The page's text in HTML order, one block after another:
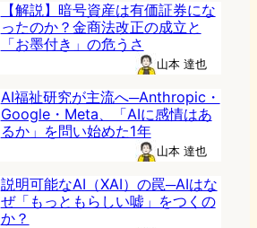
【解説】暗号資産は有価証券にな
ったのか？金商法改正の成立と
「お墨付き」の危うさ
山本 達也
AI福祉研究が主流へ─Anthropic・
Google・Meta、「AIに感情はあ
るか」を問い始めた1年
山本 達也
説明可能なAI（XAI）の罠─AIはな
ぜ「もっともらしい嘘」をつくの
か？